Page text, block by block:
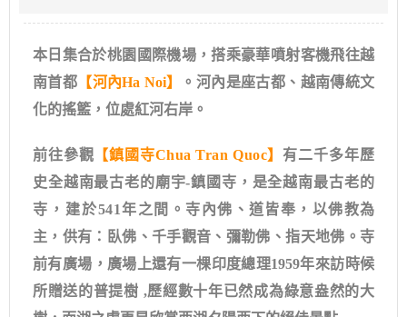
本日集合於桃園國際機場，搭乘豪華噴射客機飛往越
南首都 【河內Ha Noi】
。河內是座古都、越南傳統文
化的搖籃，位處紅河右岸。
前往參觀 【鎮國寺Chua Tran Quoc】有二千多年歷
史全越南最古老的廟宇-鎮國寺，是全越南最古老的
寺，建於541年之間。寺內佛、道皆奉，以佛教為
主，供有：臥佛、千手觀音、彌勒佛、指天地佛。寺
前有廣場，廣場上還有一棵印度總理1959年來訪時候
所贈送的普提樹 ,歷經數十年已然成為綠意盎然的大